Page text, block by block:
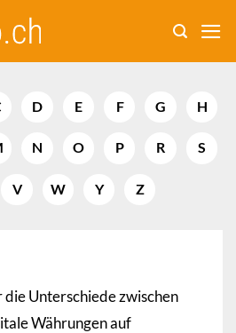
D E F G H
N O P R S
V W Y Z
Unterschiede zwischen
Währungen auf